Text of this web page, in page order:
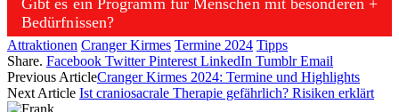
Bedürfnissen?
Attraktionen Cranger Kirmes Termine 2024 Tipps
Share. Facebook Twitter Pinterest LinkedIn Tumblr Email
Previous ArticleCranger Kirmes 2024: Termine und Highlights
Next Article Ist craniosacrale Therapie gefährlich? Risiken erklärt